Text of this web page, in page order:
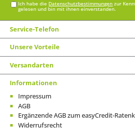
Ich habe die Datenschutzbestimmungen zur
gelesen und bin mit ihnen einverstanden.
Service-Telefon
Unsere Vorteile
Versandarten
Informationen
Impressum
AGB
Ergänzende AGB zum easyCredit-
Widerrufsrecht